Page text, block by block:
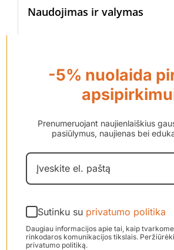
Naudojimas ir valymas
juos naudojate ir kaip prižiūrite.
plauti šiltu vandeniu ir muilu, o
Dizainas
Alpine kamštukai išsiskiria
dizainu. Visi kamštukai ir filtro
Pakuotė
-5% nuolaida
Prenumeruojant naujienlaiškius
pasiūlymus, naujienas bei
Sutinku su privatumo politika
Daugiau informacijos apie tai, kaip
rinkodaros komunikacijos tikslais.
privatumo politiką.